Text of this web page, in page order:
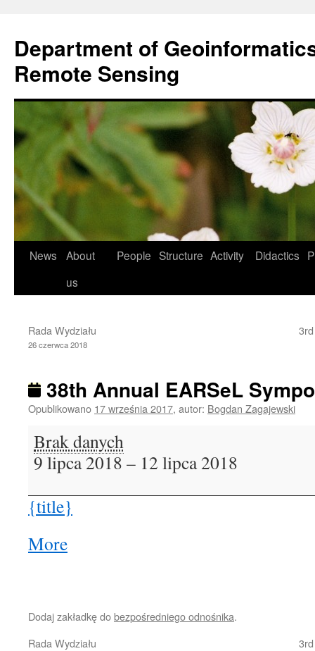
treści
Department of
Remote Sensing
News
About
us
People Structure Activity Didactics
Rada Wydziału
26 czerwca 2018
38th Annual EARSeL
Opublikowano 17 września 2017, autor: Bogdan Zagajewski
38th
Annual
EARSeL
Brak danych
9 lipca 2018 – 12 lipca 2018
{title}
Moreabout
{title}
Dodaj zakładkę dobezpośredniego odnośnika.
Rada Wydziału